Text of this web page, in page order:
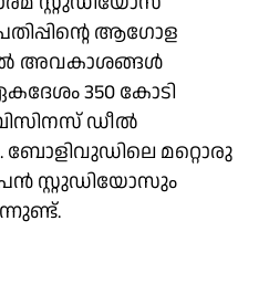
ആഗോള
അവകാശങ്ങൾ
350 കോടി
ഡീൽ
മറ്റൊരു
സ്റ്റുഡിയോസും